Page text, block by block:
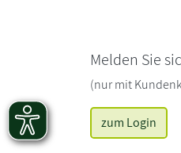
Melden Sie
(nur mit
zum Login